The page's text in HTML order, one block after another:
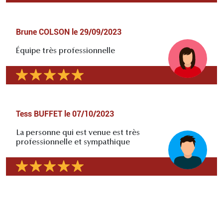
Brune COLSON le 29/09/2023
Équipe très professionnelle
Tess BUFFET le 07/10/2023
La personne qui est venue est très
professionnelle et sympathique